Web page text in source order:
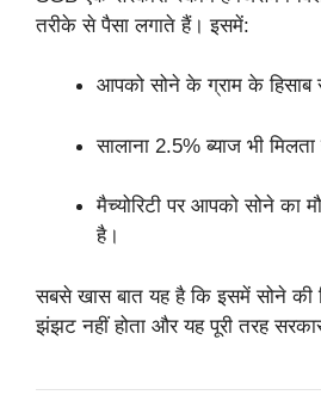
तरीके से पैसा लगाते हैं। इसमें:
आपको सोने के ग्राम के हिसाब
सालाना 2.5% ब्याज भी मिलता
मैच्योरिटी पर आपको सोने का
है।
सबसे खास बात यह है कि इसमें सोने की
झंझट नहीं होता और यह पूरी तरह सरकार